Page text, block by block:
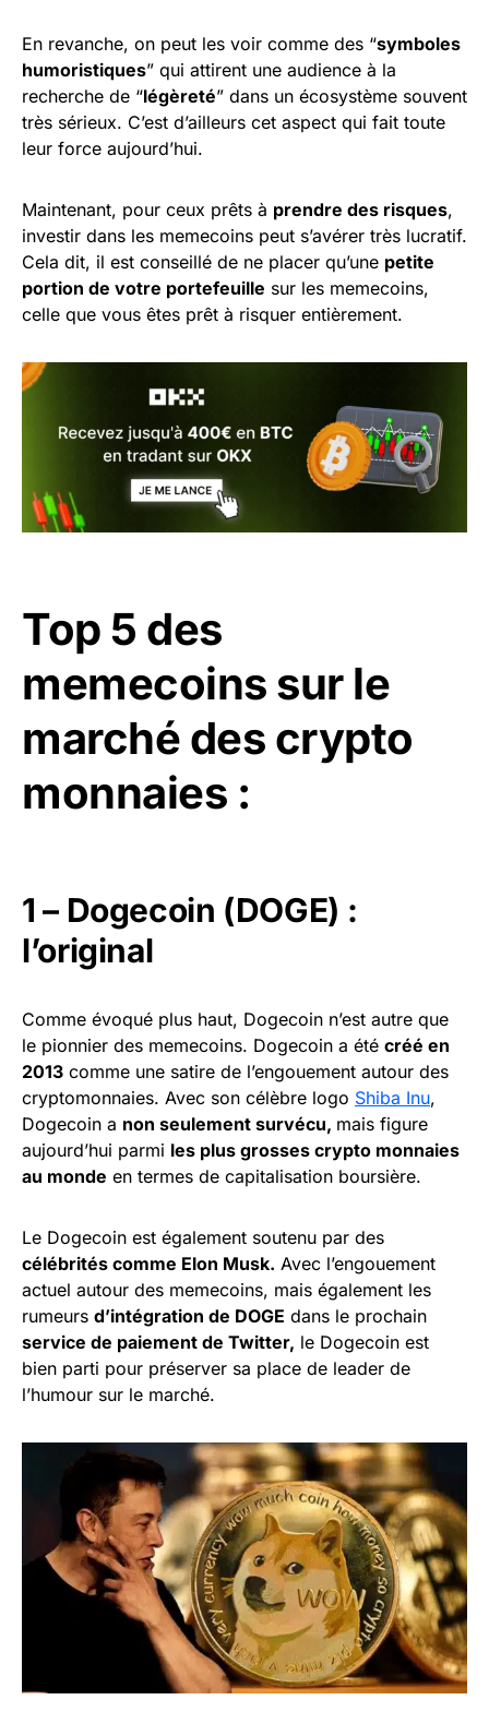
En revanche, on peut les voir comme des “symboles
humoristiques” qui attirent une audience à la
recherche de “légèreté” dans un écosystème souvent
très sérieux. C’est d’ailleurs cet aspect qui fait toute
leur force aujourd’hui.
Maintenant, pour ceux prêts à prendre des risques,
investir dans les memecoins peut s’avérer très lucratif.
Cela dit, il est conseillé de ne placer qu’une petite
portion de votre portefeuille sur les memecoins,
celle que vous êtes prêt à risquer entièrement.
Top 5 des
memecoins sur le
marché des crypto
monnaies :
1 – Dogecoin (DOGE) :
l’original
Comme évoqué plus haut, Dogecoin n’est autre que
le pionnier des memecoins. Dogecoin a été créé en
2013 comme une satire de l’engouement autour des
cryptomonnaies. Avec son célèbre logo Shiba Inu,
Dogecoin a non seulement survécu, mais figure
aujourd’hui parmi les plus grosses crypto monnaies
au monde en termes de capitalisation boursière.
Le Dogecoin est également soutenu par des
célébrités comme Elon Musk. Avec l’engouement
actuel autour des memecoins, mais également les
rumeurs d’intégration de DOGE dans le prochain
service de paiement de Twitter, le Dogecoin est
bien parti pour préserver sa place de leader de
l’humour sur le marché.